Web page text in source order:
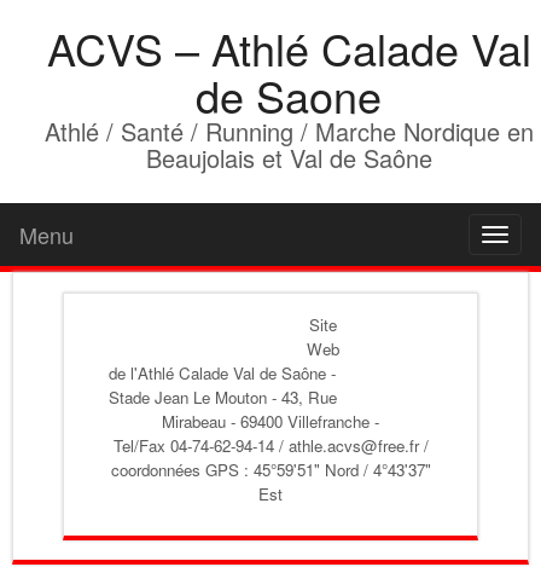
ACVS – Athlé Calade Val
de Saone
Athlé / Santé / Running / Marche Nordique en
Beaujolais et Val de Saône
Menu
Site
Web
de l'Athlé Calade Val de Saône -
Stade Jean Le Mouton - 43, Rue
Mirabeau - 69400 Villefranche -
Tel/Fax 04-74-62-94-14 / athle.acvs@free.fr /
coordonnées GPS : 45°59'51" Nord / 4°43'37"
Est